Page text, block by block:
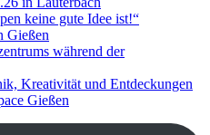
keine gute Idee ist!“
Gießen
während der
Kreativität und Entdeckungen
Gießen